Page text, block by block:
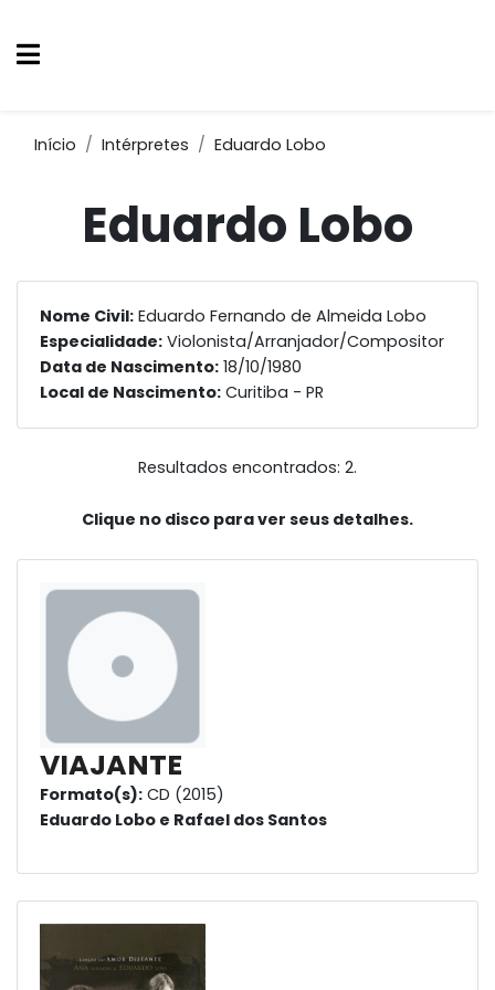
Início Intérpretes Eduardo Lobo
Eduardo Lobo
Nome Civil: Eduardo Fernando de Almeida Lobo
Especialidade: Violonista/Arranjador/Compositor
Data de Nascimento: 18/10/1980
Local de Nascimento: Curitiba - PR
Resultados encontrados: 2.
Clique no disco para ver seus detalhes.
VIAJANTE
Formato(s): CD (2015)
Eduardo Lobo e Rafael dos Santos